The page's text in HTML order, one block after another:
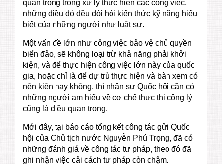
quan trọng trong xử lý thực hiện các công việc,
những điều đó đều đòi hỏi kiến thức kỹ năng hiểu
biết của những người như luật sư.
Một vấn đề lớn như công việc bảo vệ chủ quyền
biển đảo, sẽ không loại trừ khả năng phải khởi
kiện, và để thực hiện công việc lớn này của quốc
gia, hoặc chỉ là để dự trù thực hiện và bàn xem có
nên kiện hay không, thì nhân sự Quốc hội cần có
những người am hiểu về cơ chế thực thi công lý
cũng là điều quan trọng.
Mới đây, tại báo cáo tổng kết công tác gửi Quốc
hội của Chủ tịch nước Nguyễn Phú Trọng, đã có
những đánh giá về công tác tư pháp, theo đó đã
ghi nhận việc cải cách tư pháp còn chậm.